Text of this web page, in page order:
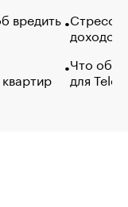
вредить Стресс
доходов
Что
для